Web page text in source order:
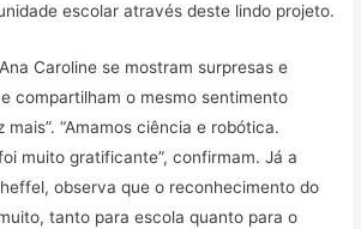
escolar através deste lindo projeto.
Caroline se mostram surpresas e
compartilham o mesmo sentimento
mais”. “Amamos ciência e robótica.
muito gratificante”, confirmam. Já a
observa que o reconhecimento do
tanto para escola quanto para o